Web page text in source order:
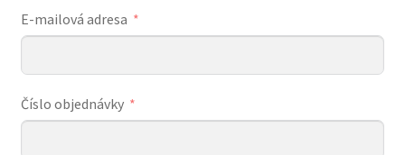
E-mailová adresa
Číslo objednávky